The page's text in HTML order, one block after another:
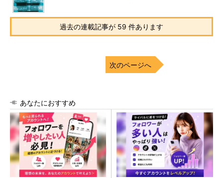
過去の連載記事が 59 件あります
次のページへ
あなたにおすすめ